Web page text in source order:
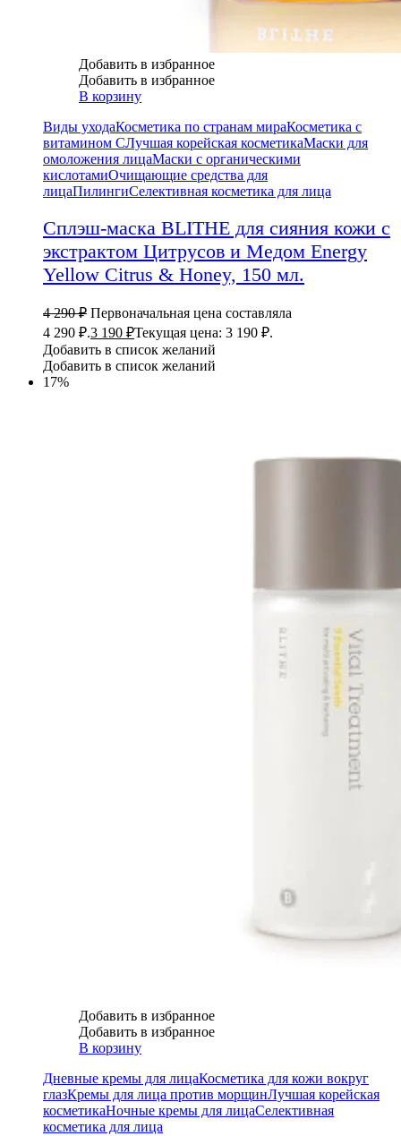
Добавить в избранное
Добавить в избранное
В корзину
Виды уходаКосметика по странам мираКосметика с
витамином СЛучшая корейская косметикаМаски для
омоложения лицаМаски с органическими
кислотамиОчищающие средства для
лицаПилингиСелективная косметика для лица
Сплэш-маска BLITHE для сияния кожи с
экстрактом Цитрусов и Медом Energy
Yellow Citrus & Honey, 150 мл.
4 290₽ Первоначальная цена составляла
4 290 ₽.3 190 ₽Текущая цена: 3 190 ₽.
Добавить в список желаний
Добавить в список желаний
17%
Добавить в избранное
Добавить в избранное
В корзину
Дневные кремы для лицаКосметика для кожи вокруг
глазКремы для лица против морщинЛучшая корейская
косметикаНочные кремы для лицаСелективная
косметика для лица